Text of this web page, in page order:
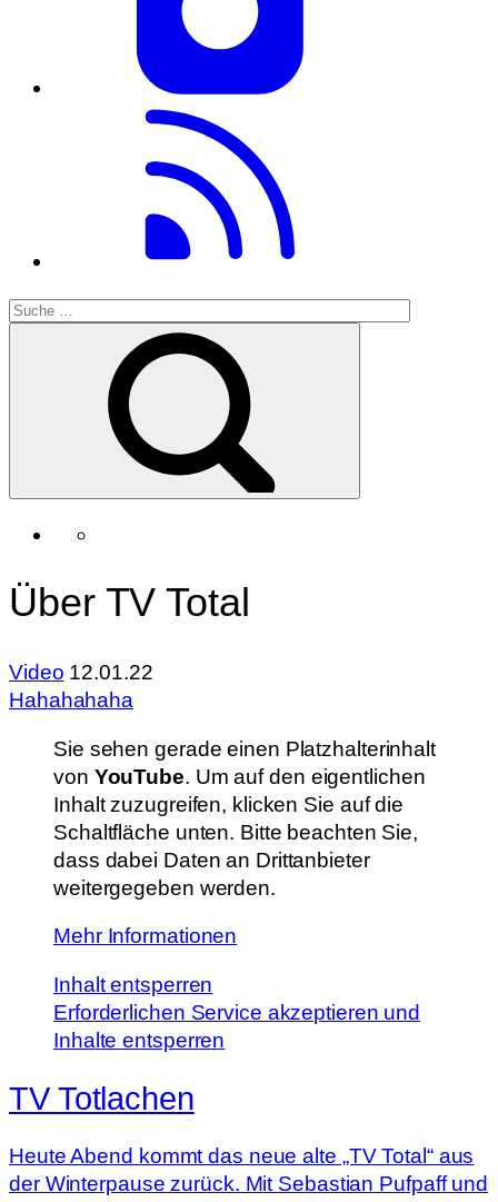
Über TV Total
Video 12.01.22
Hahahahaha
Sie sehen gerade einen Platzhalterinhalt
von YouTube. Um auf den eigentlichen
Inhalt zuzugreifen, klicken Sie auf die
Schaltfläche unten. Bitte beachten Sie,
dass dabei Daten an Drittanbieter
weitergegeben werden.
Mehr Informationen
Inhalt entsperren
Erforderlichen Service akzeptieren und
Inhalte entsperren
TV Totlachen
Heute Abend kommt das neue alte „TV Total“ aus
der Winterpause zurück. Mit Sebastian Pufpaff und